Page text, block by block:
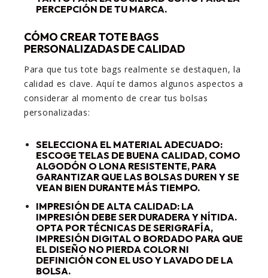
PERCEPCIÓN DE TU MARCA.
CÓMO CREAR TOTE BAGS
PERSONALIZADAS DE CALIDAD
Para que tus tote bags realmente se destaquen, la
calidad es clave. Aquí te damos algunos aspectos a
considerar al momento de crear tus bolsas
personalizadas:
SELECCIONA EL MATERIAL ADECUADO:
ESCOGE TELAS DE BUENA CALIDAD, COMO
ALGODÓN O LONA RESISTENTE, PARA
GARANTIZAR QUE LAS BOLSAS DUREN Y SE
VEAN BIEN DURANTE MÁS TIEMPO.
IMPRESIÓN DE ALTA CALIDAD: LA
IMPRESIÓN DEBE SER DURADERA Y NÍTIDA.
OPTA POR TÉCNICAS DE SERIGRAFÍA,
IMPRESIÓN DIGITAL O BORDADO PARA QUE
EL DISEÑO NO PIERDA COLOR NI
DEFINICIÓN CON EL USO Y LAVADO DE LA
BOLSA.